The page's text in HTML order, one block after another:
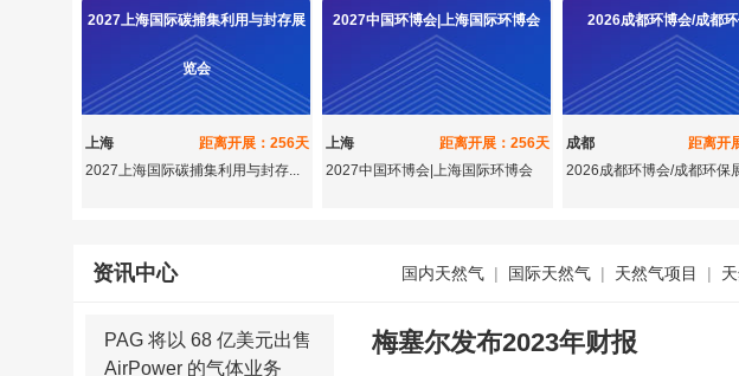
2027上海国际碳捕集利用与封存展
览会
上海
距离开展：256天
2027上海国际碳捕集利用与封存...
2027中国环博会|上海国际环博会
上海
距离开展：256天
2027中国环博会|上海国际环博会
2026成都环博会/成都
成都
距离开
2026成都环博会/成都环保
国内天然气 | 国际天然气 | 天然气项目 |
资讯中心
PAG 将以 68 亿美元出售
AirPower 的气体业务
梅塞尔发布2023年财报